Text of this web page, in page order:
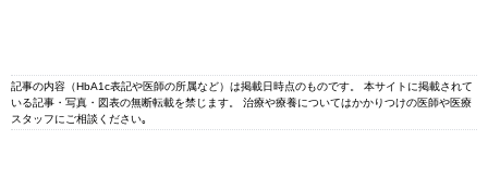
記事の内容（HbA1c表記や医師の所属など）は掲載日時点のものです。 本サイトに掲載されて
いる記事・写真・図表の無断転載を禁じます。 治療や療養についてはかかりつけの医師や医療
スタッフにご相談ください｡